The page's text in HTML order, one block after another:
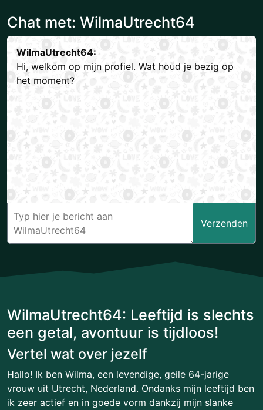
Chat met: WilmaUtrecht64
WilmaUtrecht64:
Hi, welkom op mijn profiel. Wat houd je bezig op
het moment?
Verzenden
WilmaUtrecht64: Leeftijd is slechts
een getal, avontuur is tijdloos!
Vertel wat over jezelf
Hallo! Ik ben Wilma, een levendige, geile 64-jarige
vrouw uit Utrecht, Nederland. Ondanks mijn leeftijd ben
ik zeer actief en in goede vorm dankzij mijn slanke